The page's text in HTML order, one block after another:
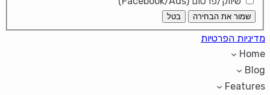
שמור את הבחירה בטל
מדיניות הפרטיות
Home
Blog
Features